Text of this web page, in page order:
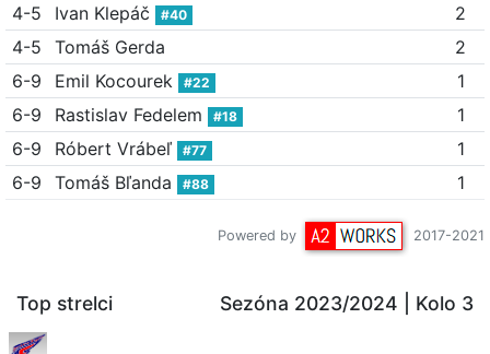
4-5
Ivan Klepáč #40
2
4-5
Tomáš Gerda
2
6-9
Emil Kocourek #22
1
6-9
Rastislav Fedelem #18
1
6-9
Róbert Vrábeľ #77
1
6-9
Tomáš Bľanda #88 1
Powered by 2017-2021
Top strelci Sezóna 2023/2024 | Kolo 3